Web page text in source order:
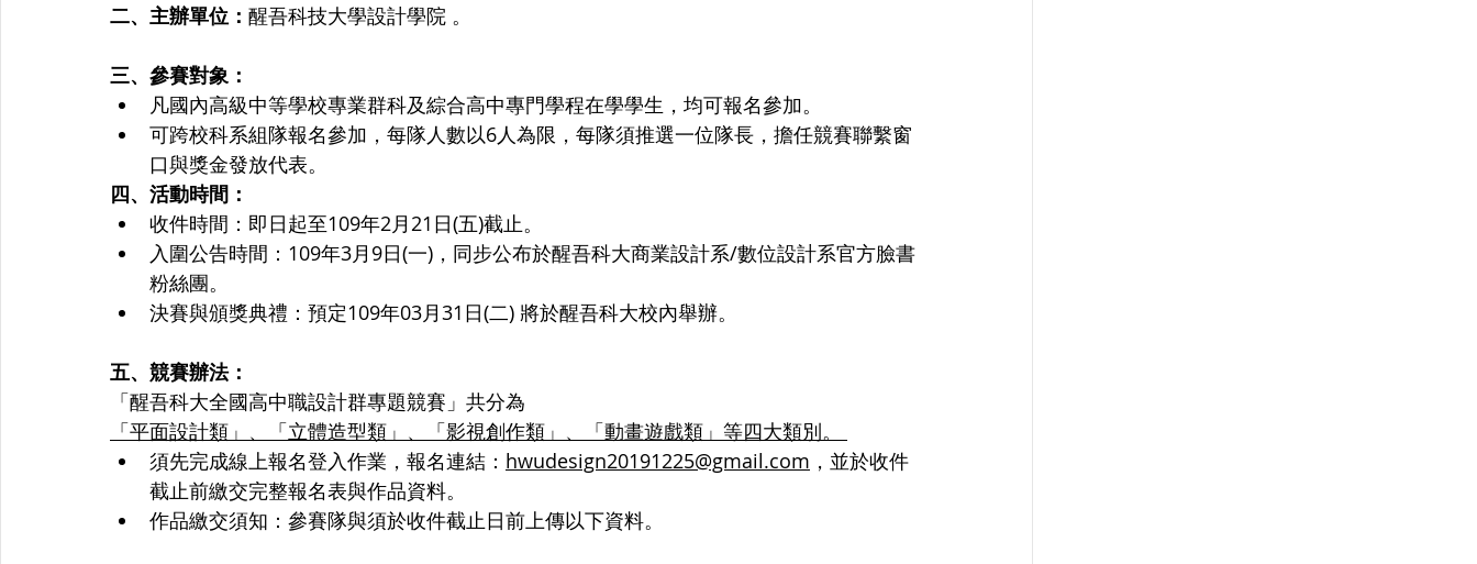
二、主辦單位： 醒吾科技大學設計學院 。
三、參賽對象：
凡國內高級中等學校專業群科及綜合高中專門學程在學學生，均可報名參加。
可跨校科系組隊報名參加，每隊人數以6人為限，每隊須推選一位隊長，擔任競賽聯繫窗
口與獎金發放代表。
四、活動時間：
收件時間：即日起至109年2月21日(五)截止。
入圍公告時間：109年3月9日(一)，同步公布於醒吾科大商業設計系/數位設計系官方臉書
粉絲團。
決賽與頒獎典禮：預定109年03月31日(二) 將於醒吾科大校內舉辦。
五、競賽辦法：
「醒吾科大全國高中職設計群專題競賽」共分為
「平面設計類」、「立體造型類」、「影視創作類」、「動畫遊戲類」等四大類別。
須先完成線上報名登入作業，報名連結： hwudesign20191225@gmail.com ，並於收件
截止前繳交完整報名表與作品資料。
作品繳交須知：參賽隊與須於收件截止日前上傳以下資料。